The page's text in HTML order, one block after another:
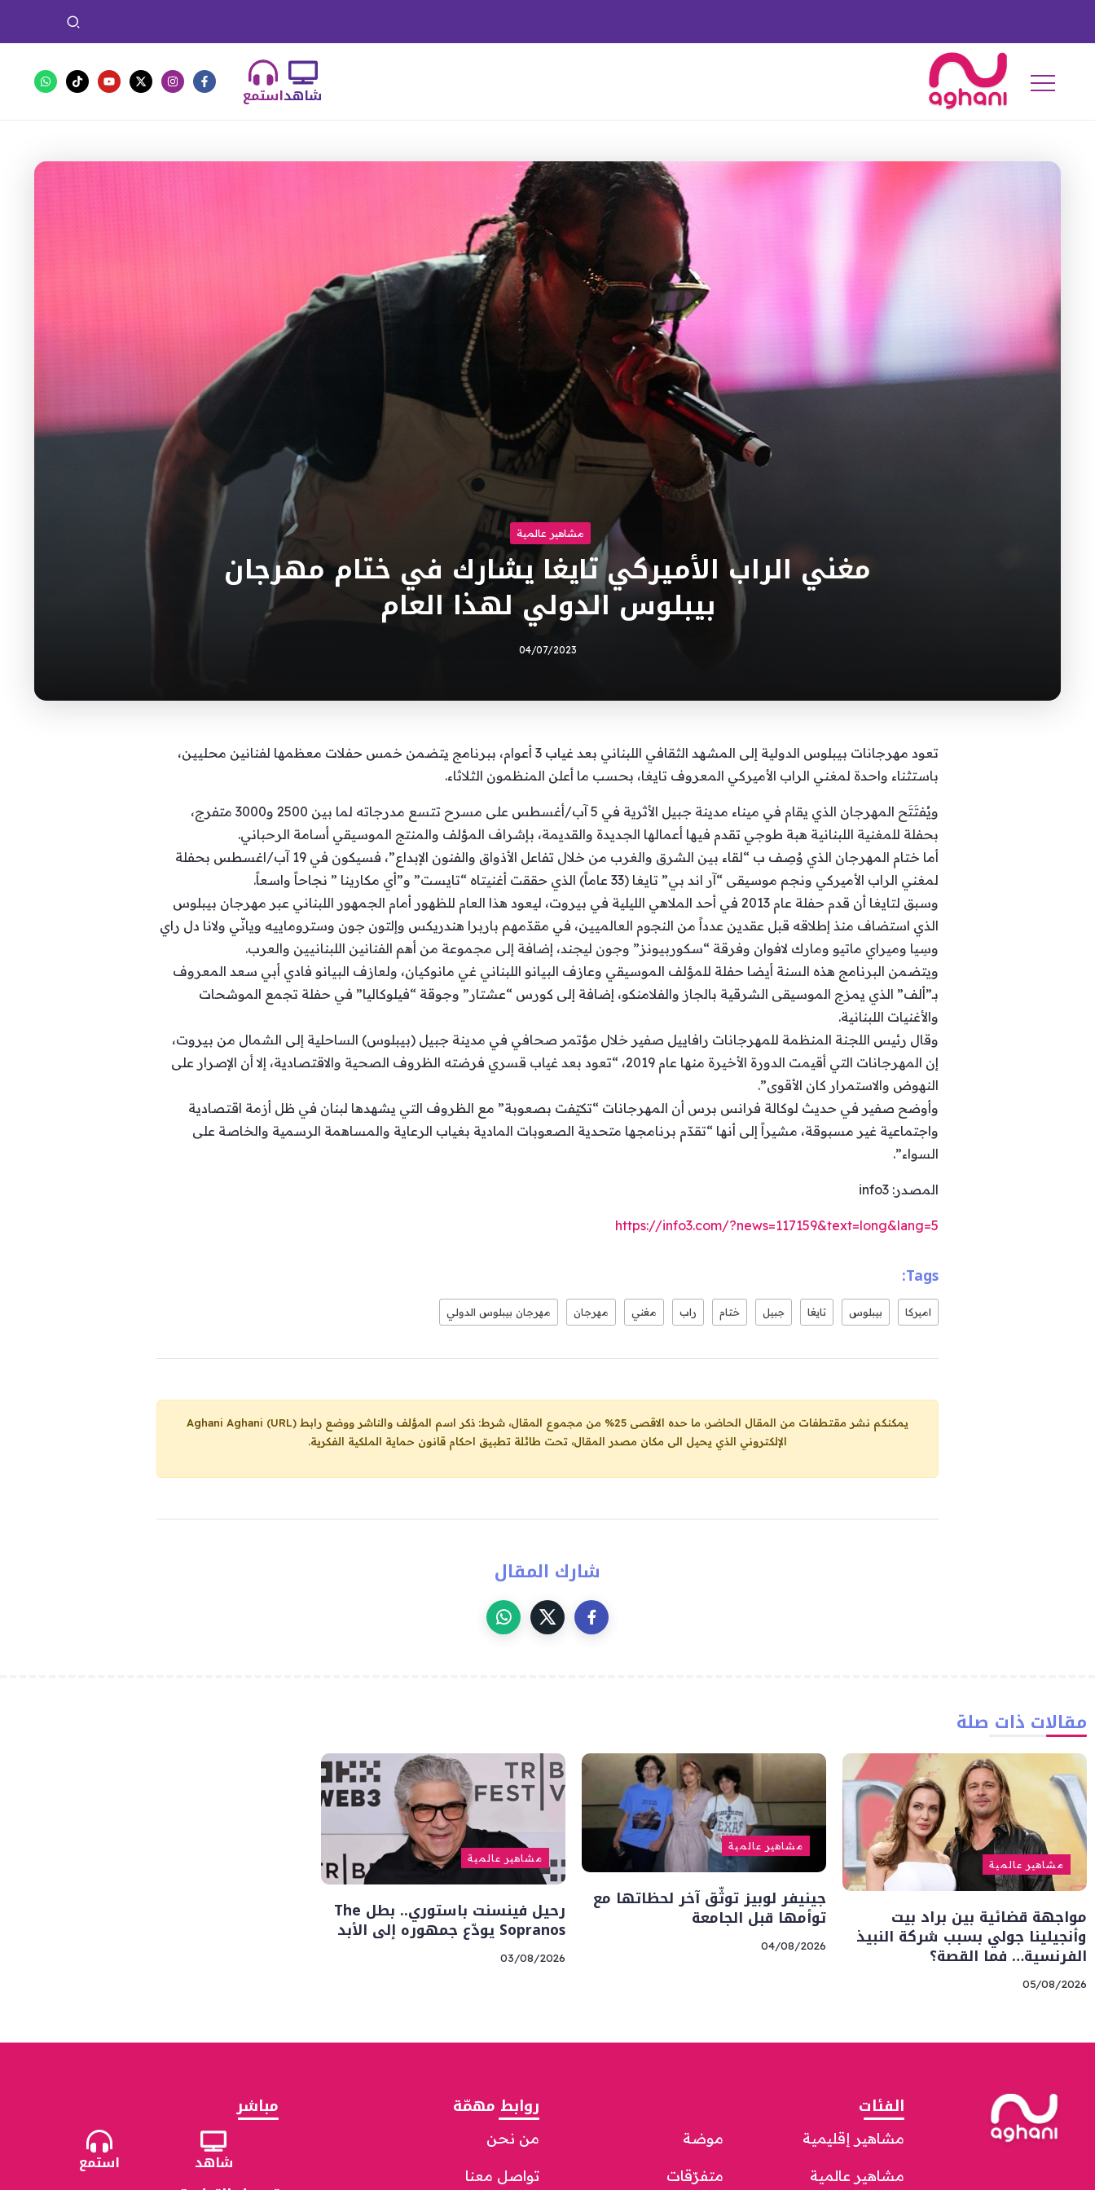
استمعشاهد
مشاهير عالمية
مغني الراب الأميركي تايغا يشارك في ختام مهرجان
بيبلوس الدولي لهذا العام
04/07/2023
تعود مهرجانات بيبلوس الدولية إلى المشهد الثقافي اللبناني بعد غياب 3 أعوام، ببرنامج يتضمن خمس حفلات معظمها لفنانين محليين،
باستثناء واحدة لمغني الراب الأميركي المعروف تايغا، بحسب ما أعلن المنظمون الثلاثاء.
ويُفتَتَح المهرجان الذي يقام في ميناء مدينة جبيل الأثرية في 5 آب/أغسطس على مسرح تتسع مدرجاته لما بين 2500 و3000 متفرج،
بحفلة للمغنية اللبنانية هبة طوجي تقدم فيها أعمالها الجديدة والقديمة، بإشراف المؤلف والمنتج الموسيقي أسامة الرحباني.
أما ختام المهرجان الذي وُصِف ب “لقاء بين الشرق والغرب من خلال تفاعل الأذواق والفنون الإبداع”، فسيكون في 19 آب/اغسطس بحفلة
لمغني الراب الأميركي ونجم موسيقى “آر اند بي” تايغا (33 عاماً) الذي حققت أغنيتاه “تايست” و”أي مكارينا ” نجاحاً واسعاً.
وسبق لتايغا أن قدم حفلة عام 2013 في أحد الملاهي الليلية في بيروت، ليعود هذا العام للظهور أمام الجمهور اللبناني عبر مهرجان بيبلوس
الذي استضاف منذ إطلاقه قبل عقدين عدداً من النجوم العالميين، في مقدّمهم باربرا هندريكس وإلتون جون وستروماييه ويانّي ولانا دل راي
وسِيا وميراي ماتيو ومارك لافوان وفرقة “سكوربيونز” وجون ليجند، إضافة إلى مجموعة من أهم الفنانين اللبنانيين والعرب.
ويتضمن البرنامج هذه السنة أيضا حفلة للمؤلف الموسيقي وعازف البيانو اللبناني غي مانوكيان، ولعازف البيانو فادي أبي سعد المعروف
بـ”ألف” الذي يمزج الموسيقى الشرقية بالجاز والفلامنكو، إضافة إلى كورس “عشتار” وجوقة “فيلوكاليا” في حفلة تجمع الموشحات
والأغنيات اللبنانية.
وقال رئيس اللجنة المنظمة للمهرجانات رافاييل صفير خلال مؤتمر صحافي في مدينة جبيل (بيبلوس) الساحلية إلى الشمال من بيروت،
إن المهرجانات التي أقيمت الدورة الأخيرة منها عام 2019، “تعود بعد غياب قسري فرضته الظروف الصحية والاقتصادية، إلا أن الإصرار على
النهوض والاستمرار كان الأقوى”.
وأوضح صفير في حديث لوكالة فرانس برس أن المهرجانات “تكيّفت بصعوبة” مع الظروف التي يشهدها لبنان في ظل أزمة اقتصادية
واجتماعية غير مسبوقة، مشيراً إلى أنها “تقدّم برنامجها متحدية الصعوبات المادية بغياب الرعاية والمساهمة الرسمية والخاصة على
السواء”.
المصدر: info3
https://info3.com/?news=117159&text=long&lang=5
Tags:
اميركا بيبلوس تايغا جبيل ختام راب مغني مهرجان مهرجان بيبلوس الدولي
يمكنكم نشر مقتطفات من المقال الحاضر، ما حده الاقصى 25% من مجموع المقال، شرط: ذكر اسم المؤلف والناشر ووضع رابط
Aghani Aghani (URL)
الإلكتروني الذي يحيل الى مكان مصدر المقال، تحت طائلة تطبيق احكام قانون حماية الملكية الفكرية.
شارك المقال
مقالات ذات صلة
مشاهير عالمية
مواجهة قضائية بين براد بيت
وأنجيلينا جولي بسبب شركة النبيذ
الفرنسية… فما القصة؟
05/08/2026
مشاهير عالمية
جينيفر لوبيز توثّق آخر لحظاتها مع
توأمها قبل الجامعة
04/08/2026
مشاهير عالمية
رحيل فينسنت باستوري.. بطل The
Sopranos يودّع جمهوره إلى الأبد
03/08/2026
الفئات
مشاهير إقليمية
مشاهير عالمية
موضة
متفرّقات
روابط مهمّة
من نحن
تواصل معنا
مباشر
شاهد استمع